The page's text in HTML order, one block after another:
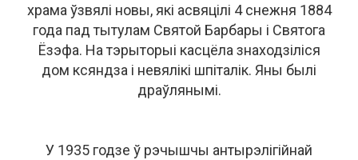
храма ўзвялі новы, які асвяцілі 4 снежня 1884
года пад тытулам Святой Барбары і Святога
Ёзэфа. На тэрыторыі касцёла знаходзіліся
дом ксяндза і невялікі шпіталік. Яны былі
драўлянымі.
У 1935 годзе ў рэчышчы антырэлігійнай